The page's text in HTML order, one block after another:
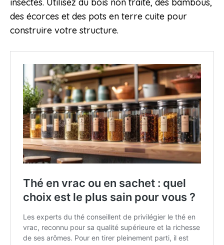
des écorces et des pots en terre cuite pour
construire votre structure.